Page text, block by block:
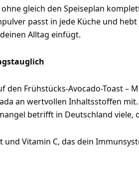
gleich den Speiseplan
passt in jede Küche und
Alltag einfügt.
den Frühstücks-Avocado-Toast
an wertvollen Inhaltsstoffen
betrifft in Deutschland viele,
Vitamin C, das dein